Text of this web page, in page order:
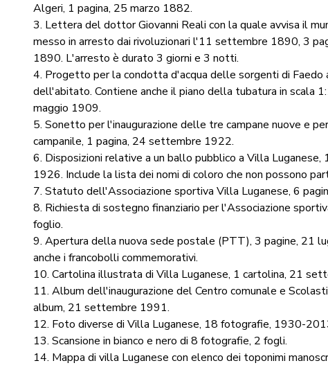
Algeri, 1 pagina, 25 marzo 1882.
3. Lettera del dottor Giovanni Reali con la quale avvisa il
messo in arresto dai rivoluzionari l'11 settembre 1890, 3
1890. L'arresto è durato 3 giorni e 3 notti.
4. Progetto per la condotta d'acqua delle sorgenti di Faedo
dell'abitato. Contiene anche il piano della tubatura in scala
maggio 1909.
5. Sonetto per l'inaugurazione delle tre campane nuove e
campanile, 1 pagina, 24 settembre 1922.
6. Disposizioni relative a un ballo pubblico a Villa Luganese,
1926. Include la lista dei nomi di coloro che non possono
7. Statuto dell'Associazione sportiva Villa Luganese, 6
8. Richiesta di sostegno finanziario per l'Associazione
foglio.
9. Apertura della nuova sede postale (PTT), 3 pagine, 21
anche i francobolli commemorativi.
10. Cartolina illustrata di Villa Luganese, 1 cartolina, 21
11. Album dell'inaugurazione del Centro comunale e
album, 21 settembre 1991.
12. Foto diverse di Villa Luganese, 18 fotografie, 1930-
13. Scansione in bianco e nero di 8 fotografie, 2 fogli.
14. Mappa di villa Luganese con elenco dei toponimi